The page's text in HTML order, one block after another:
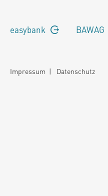
easybank BAWAG
Impressum | Datenschutz